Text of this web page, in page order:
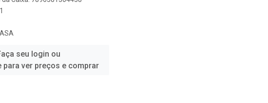
seu login ou
para ver preços e comprar